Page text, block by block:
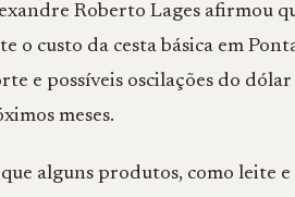
Roberto Lages afirmou
o custo da cesta básica em
e possíveis oscilações do
meses.
alguns produtos, como leite